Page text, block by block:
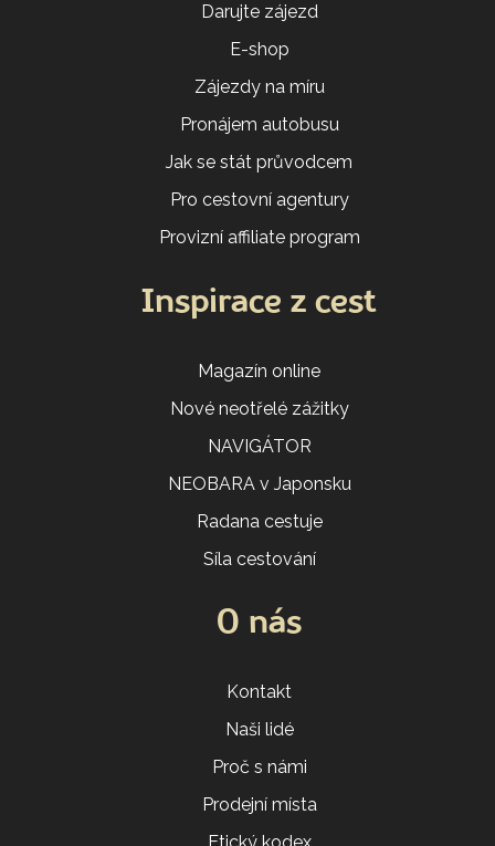
Darujte zájezd
E-shop
Zájezdy na míru
Pronájem autobusu
Jak se stát průvodcem
Pro cestovní agentury
Provizní affiliate program
Inspirace z cest
Magazín online
Nové neotřelé zážitky
NAVIGÁTOR
NEOBARA v Japonsku
Radana cestuje
Síla cestování
O nás
Kontakt
Naši lidé
Proč s námi
Prodejní místa